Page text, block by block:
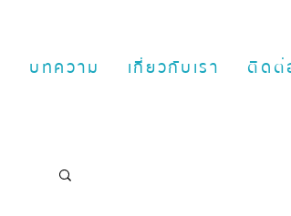
บทความ เกี่ยวกับเรา ติด